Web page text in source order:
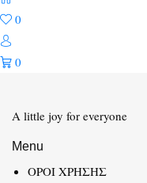
0
0
A little joy for everyone
Menu
ΟΡΟΙ ΧΡΗΣΗΣ